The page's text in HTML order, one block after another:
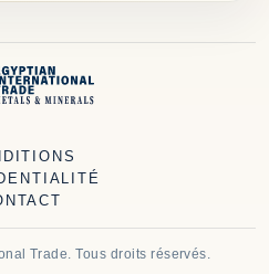
Trade. Tous droits réservés.